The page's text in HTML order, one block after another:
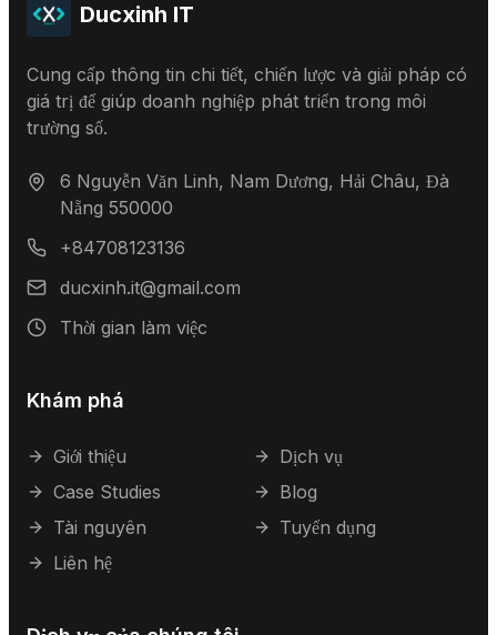
Ducxinh IT
Cung cấp thông tin chi tiết, chiến lược và giải pháp có
giá trị để giúp doanh nghiệp phát triển trong môi
trường số.
6 Nguyễn Văn Linh, Nam Dương, Hải Châu, Đà
Nẵng 550000
+84708123136
ducxinh.it@gmail.com
Thời gian làm việc
Khám phá
Giới thiệu
Dịch vụ
Case Studies
Blog
Tài nguyên
Tuyển dụng
Liên hệ